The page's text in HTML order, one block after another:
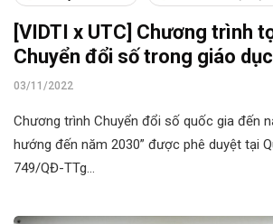
[VIDTI x UTC] Chương trình
Chuyển đổi số trong giáo
03/11/2022
Chương trình Chuyển đổi số quốc gia đến
hướng đến năm 2030” được phê duyệt tại
749/QĐ-TTg…